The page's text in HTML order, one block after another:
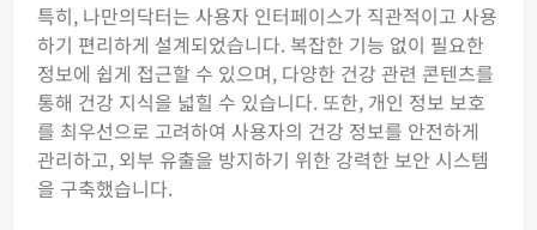
특히, 나만의닥터는 사용자 인터페이스가 직관적이고 사용
하기 편리하게 설계되었습니다. 복잡한 기능 없이 필요한
정보에 쉽게 접근할 수 있으며, 다양한 건강 관련 콘텐츠를
통해 건강 지식을 넓힐 수 있습니다. 또한, 개인 정보 보호
를 최우선으로 고려하여 사용자의 건강 정보를 안전하게
관리하고, 외부 유출을 방지하기 위한 강력한 보안 시스템
을 구축했습니다.